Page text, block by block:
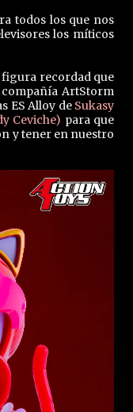
todos los que nos
los míticos
figura recordad que
ArtStorm
ES Alloy de Sukasy
Ceviche) para que
y tener en nuestro